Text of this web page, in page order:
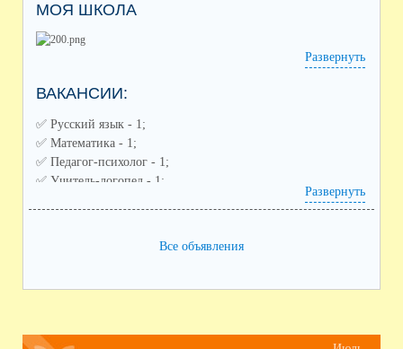
МОЯ ШКОЛА
Развернуть
ВАКАНСИИ:
✅️ Русский язык - 1;
✅️ Математика - 1;
✅️ Педагог-психолог - 1;
✅️ Учитель-логопед - 1;
Развернуть
Все объявления